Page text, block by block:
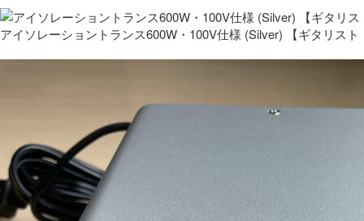
アイソレーショントランス600W・100V仕様 (Silver) 【ギタリス